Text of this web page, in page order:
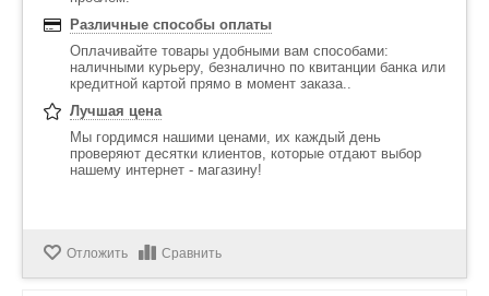
Различные способы оплаты
Оплачивайте товары удобными вам способами:
наличными курьеру, безналично по квитанции банка или
кредитной картой прямо в момент заказа..
Лучшая цена
Мы гордимся нашими ценами, их каждый день
проверяют десятки клиентов, которые отдают выбор
нашему интернет - магазину!
Отложить Сравнить